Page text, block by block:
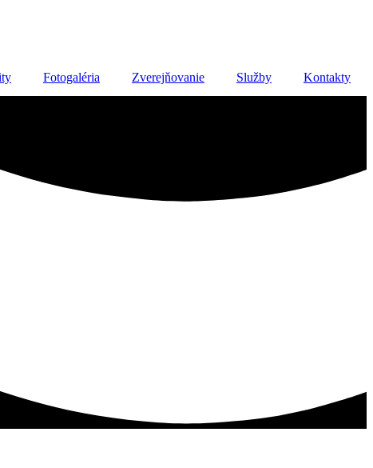
Fotogaléria Zverejňovanie Služby Kontakty